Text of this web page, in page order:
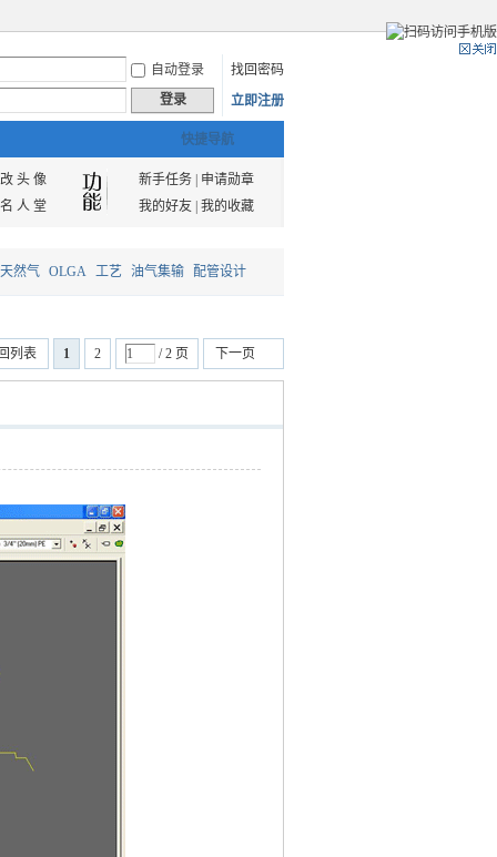
自动登录
找回密码
登录 立即注册
快捷导航
改 头 像 新手任务|
申请勋章
名 人 堂 我的好友| 我的收藏
然气 OLGA 工艺 油气集输 配管设计
1 2 / 2 页 下一页
列表